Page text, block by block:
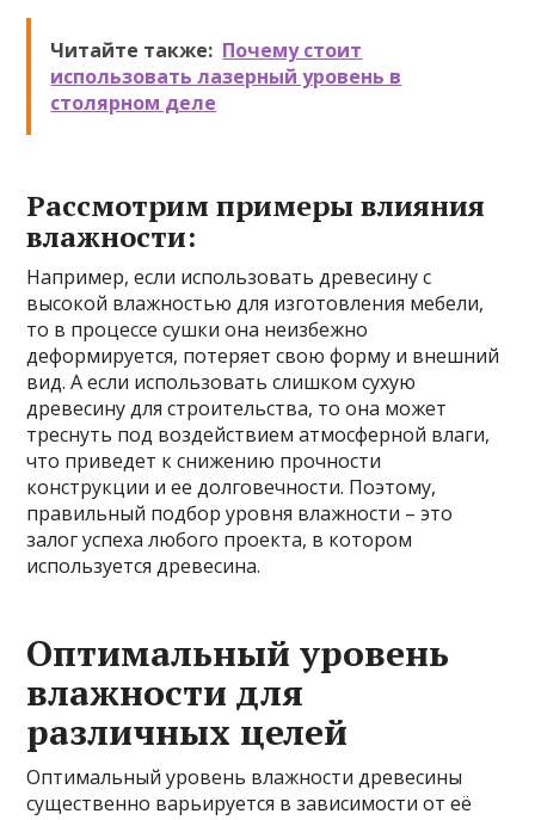
Читайте также: Почему стоит
использовать лазерный уровень в
столярном деле
Рассмотрим примеры влияния
влажности:
Например, если использовать древесину с
высокой влажностью для изготовления мебели,
то в процессе сушки она неизбежно
деформируется, потеряет свою форму и внешний
вид. А если использовать слишком сухую
древесину для строительства, то она может
треснуть под воздействием атмосферной влаги,
что приведет к снижению прочности
конструкции и ее долговечности. Поэтому,
правильный подбор уровня влажности – это
залог успеха любого проекта, в котором
используется древесина.
Оптимальный уровень
влажности для
различных целей
Оптимальный уровень влажности древесины
существенно варьируется в зависимости от её